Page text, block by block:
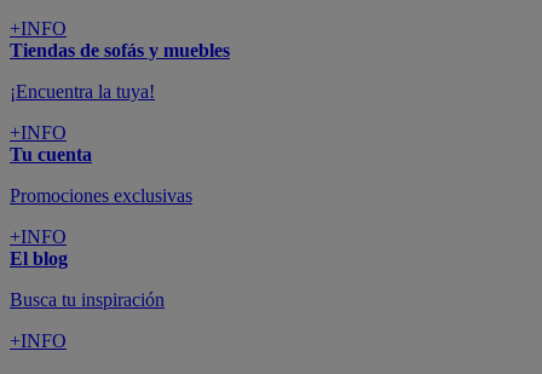
+INFO
Tiendas de sofás y muebles
¡Encuentra la tuya!
+INFO
Tu cuenta
Promociones exclusivas
+INFO
El blog
Busca tu inspiración
+INFO